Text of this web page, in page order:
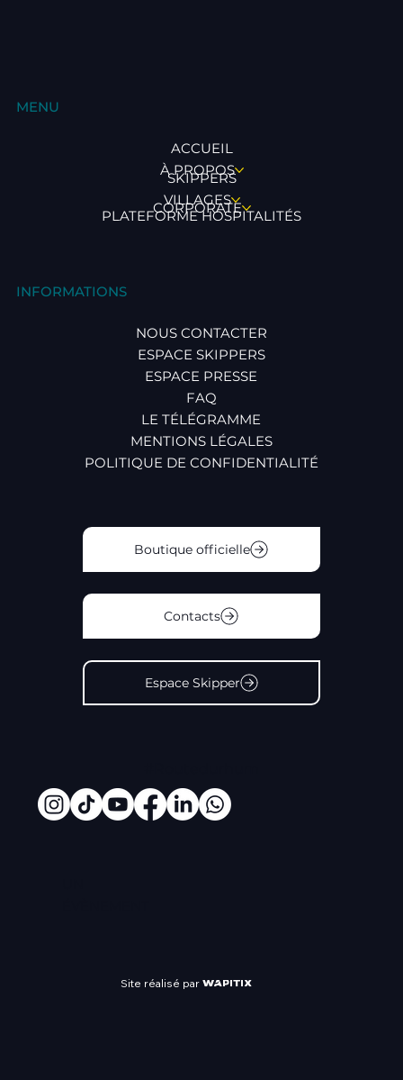
MENU
ACCUEIL
À PROPOS
SKIPPERS
VILLAGES
CORPORATE
PLATEFORME HOSPITALITÉS
INFORMATIONS
NOUS CONTACTER
ESPACE SKIPPERS
ESPACE PRESSE
FAQ
LE TÉLÉGRAMME
MENTIONS LÉGALES
POLITIQUE DE CONFIDENTIALITÉ
Boutique officielle
Contacts
Espace Skipper
Site réalisé par